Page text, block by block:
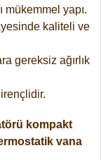
mükemmel yapı.
kaliteli ve
gereksiz ağırlık
kompakt
vana